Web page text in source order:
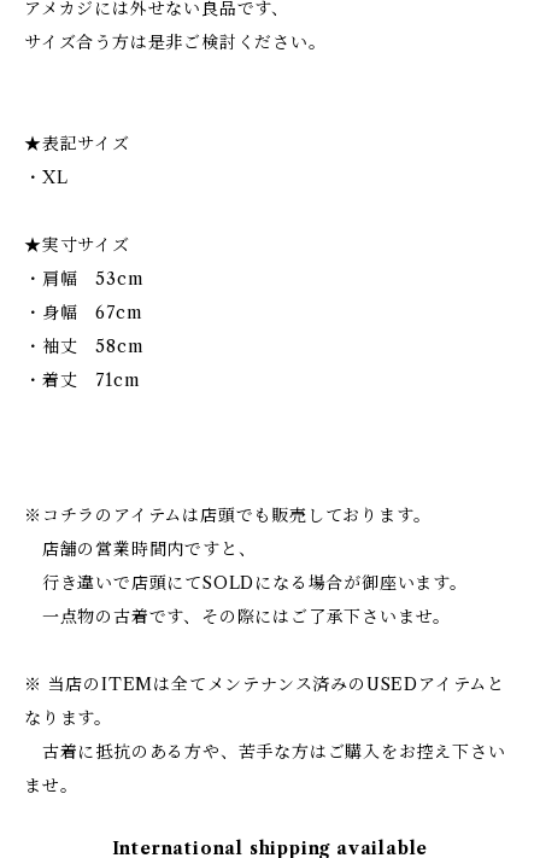
アメカジには外せない良品です、
サイズ合う方は是非ご検討ください。
★表記サイズ
・XL
★実寸サイズ
・肩幅 53cm
・身幅 67cm
・袖丈 58cm
・着丈 71cm
※コチラのアイテムは店頭でも販売しております。
店舗の営業時間内ですと、
行き違いで店頭にてSOLDになる場合が御座います。
一点物の古着です、その際にはご了承下さいませ。
※ 当店のITEMは全てメンテナンス済みのUSEDアイテムと
なります。
古着に抵抗のある方や、苦手な方はご購入をお控え下さい
ませ。
International shipping available